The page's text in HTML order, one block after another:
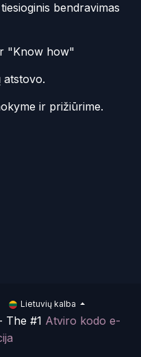
bendravimas
"Know how"
atstovo.
ir prižiūrime.
Lietuvių kalba
#1 Atviro kodo e-